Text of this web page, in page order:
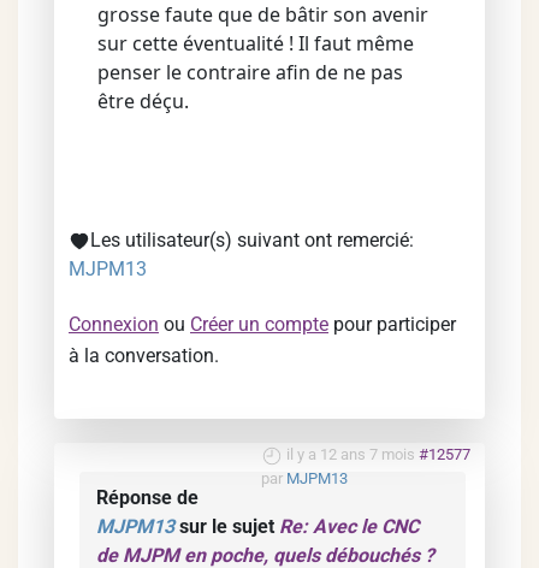
grosse faute que de bâtir son avenir
sur cette éventualité ! Il faut même
penser le contraire afin de ne pas
être déçu.
Les utilisateur(s) suivant ont remercié:
MJPM13
Connexion ou Créer un compte pour participer
à la conversation.
il y a 12 ans 7 mois #12577
par MJPM13
Réponse de
MJPM13sur le sujet Re: Avec le CNC
de MJPM en poche, quels débouchés ?